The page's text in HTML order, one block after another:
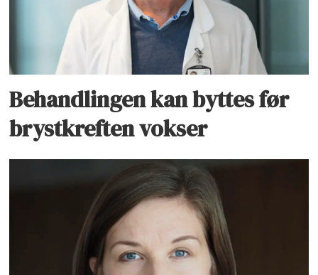
Behandlingen kan byttes før
brystkreften vokser